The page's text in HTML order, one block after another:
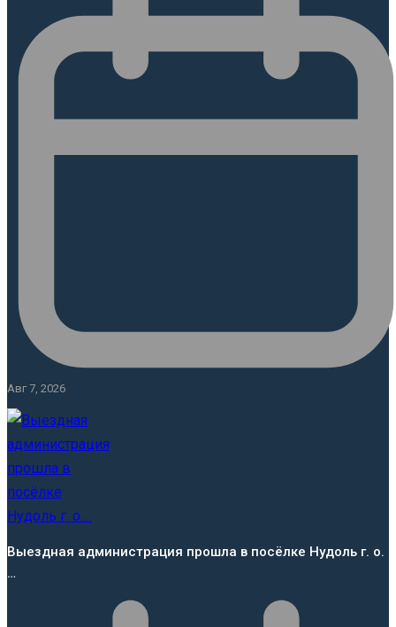
Авг 7, 2026
Выездная администрация прошла в посёлке Нудоль г. о.
…